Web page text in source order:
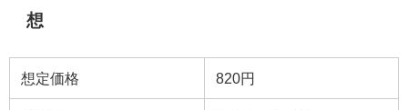
想
想定価格 820円